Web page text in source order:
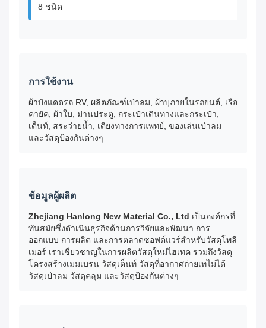
8 ชนิด
การใช้งาน
ผ้าบังแดดรถ RV, ผลิตภัณฑ์เป่าลม, ผ้าบุภายในรถยนต์, เรือ
คายัค, ผ้าใบ, ม่านประตู, กระเป๋าเดินทางและกระเป๋า,
เต็นท์, สระว่ายน้ำ, เตียงทางการแพทย์, ของเล่นเป่าลม
และวัสดุป้องกันต่างๆ
ข้อมูลผู้ผลิต
Zhejiang Hanlong New Material Co., Ltd เป็นองค์กรที่
ทันสมัยซึ่งดำเนินธุรกิจด้านการวิจัยและพัฒนา การ
ออกแบบ การผลิต และการตลาดซอฟต์แวร์สำหรับวัสดุโพลี
เมอร์ เราเชี่ยวชาญในการผลิตวัสดุใหม่ไฮเทค รวมถึงวัสดุ
โครงสร้างเมมเบรน วัสดุเต็นท์ วัสดุที่อากาศถ่ายเทไม่ได้
วัสดุเป่าลม วัสดุคลุม และวัสดุป้องกันต่างๆ